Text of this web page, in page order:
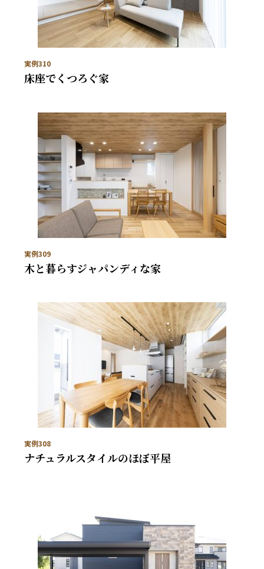
実例310
床座でくつろぐ家
実例309
木と暮らすジャパンディな家
実例308
ナチュラルスタイルのほぼ平屋